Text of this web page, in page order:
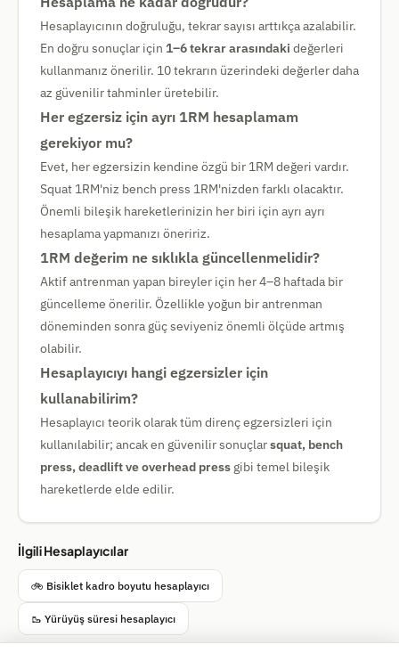
Hesaplayıcının doğruluğu, tekrar sayısı arttıkça azalabilir.
En doğru sonuçlar için 1–6 tekrar arasındaki değerleri
kullanmanız önerilir. 10 tekrarın üzerindeki değerler daha
az güvenilir tahminler üretebilir.
Her egzersiz için ayrı 1RM hesaplamam
gerekiyor mu?
Evet, her egzersizin kendine özgü bir 1RM değeri vardır.
Squat 1RM'niz bench press 1RM'nizden farklı olacaktır.
Önemli bileşik hareketlerinizin her biri için ayrı ayrı
hesaplama yapmanızı öneririz.
1RM değerim ne sıklıkla güncellenmelidir?
Aktif antrenman yapan bireyler için her 4–8 haftada bir
güncelleme önerilir. Özellikle yoğun bir antrenman
döneminden sonra güç seviyeniz önemli ölçüde artmış
olabilir.
Hesaplayıcıyı hangi egzersizler için
kullanabilirim?
Hesaplayıcı teorik olarak tüm direnç egzersizleri için
kullanılabilir; ancak en güvenilir sonuçlarsquat, bench
press, deadlift ve overhead press gibi temel bileşik
hareketlerde elde edilir.
İlgili Hesaplayıcılar
🚲 Bisiklet kadro boyutu hesaplayıcı
🥾 Yürüyüş süresi hesaplayıcı